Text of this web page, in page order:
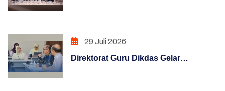
(REFORM)
PENGUATAN SISTEM AKUNTABILITAS
KERJA (REFORM)
29 Juli 2026
Direktorat Guru Dikdas Gelar